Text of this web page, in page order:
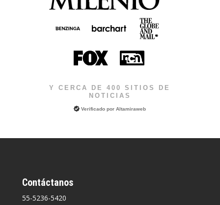
Y CERCA DE 400 SITIOS DE
NOTICIAS
Verificado porAltamiraweb
Contáctanos
55-5236-5420